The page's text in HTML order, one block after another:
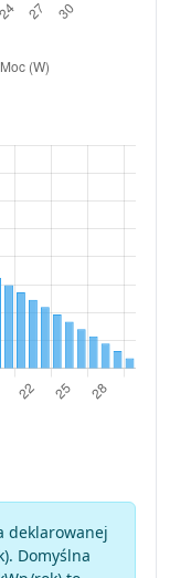
deklarowanej
Domyślna